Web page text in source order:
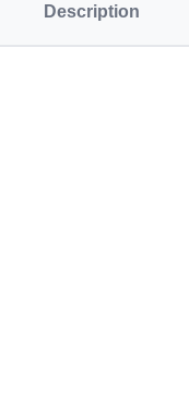
Description